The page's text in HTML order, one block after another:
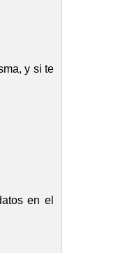
y si te
en el